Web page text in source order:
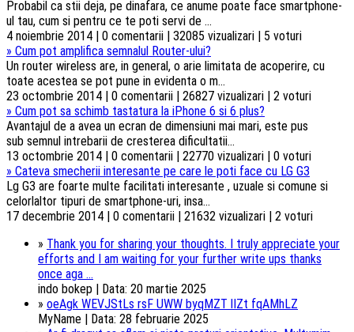
Probabil ca stii deja, pe dinafara, ce anume poate face smartphone-
ul tau, cum si pentru ce te poti servi de ...
4 noiembrie 2014 | 0 comentarii | 32085 vizualizari | 5 voturi
» Cum pot amplifica semnalul Router-ului?
Un router wireless are, in general, o arie limitata de acoperire, cu
toate acestea se pot pune in evidenta o m...
23 octombrie 2014 | 0 comentarii | 26827 vizualizari | 2 voturi
» Cum pot sa schimb tastatura la iPhone 6 si 6 plus?
Avantajul de a avea un ecran de dimensiuni mai mari, este pus
sub semnul intrebarii de cresterea dificultatii...
13 octombrie 2014 | 0 comentarii | 22770 vizualizari | 0 voturi
» Cateva smecherii interesante pe care le poti face cu LG G3
Lg G3 are foarte multe facilitati interesante , uzuale si comune si
celorlaltor tipuri de smartphone-uri, insa...
17 decembrie 2014 | 0 comentarii | 21632 vizualizari | 2 voturi
» Thank you for sharing your thoughts. I truly appreciate your
efforts and I am waiting for your further write ups thanks
once aga ...
indo bokep | Data: 20 martie 2025
» oeAgk WEVJStLs rsF UWW byqMZT lIZt fqAMhLZ
MyName | Data: 28 februarie 2025